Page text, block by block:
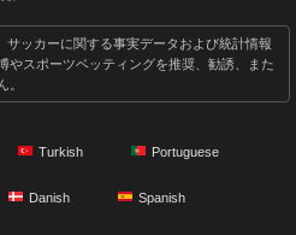
サッカーに関する事実データおよび統計情報
やスポーツベッティングを推奨、勧誘、また
。
Turkish Portuguese
Danish Spanish